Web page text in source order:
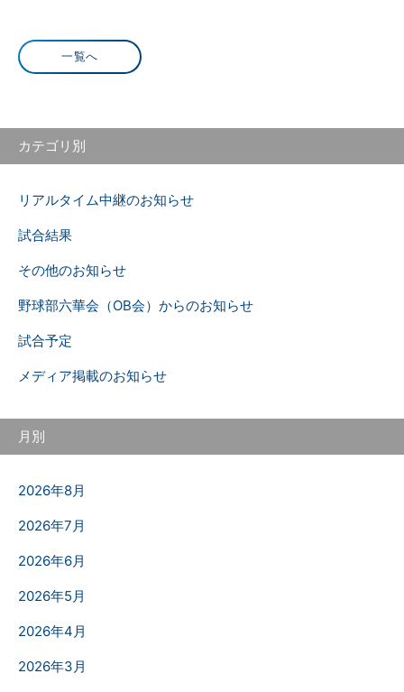
一覧へ
カテゴリ別
リアルタイム中継のお知らせ
試合結果
その他のお知らせ
野球部六華会（OB会）からのお知らせ
試合予定
メディア掲載のお知らせ
月別
2026年8月
2026年7月
2026年6月
2026年5月
2026年4月
2026年3月